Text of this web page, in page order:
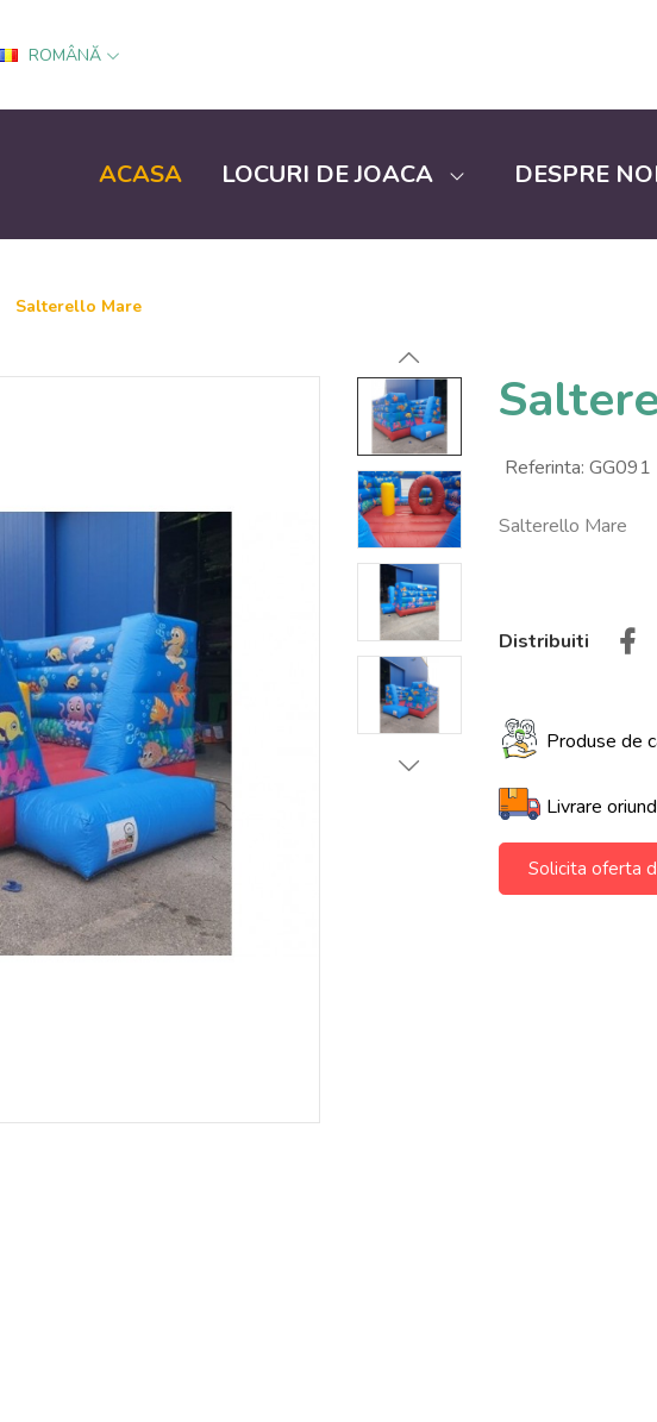
ROMÂNĂ
ACASA LOCURI DE JOACA DESPRE
Salterello Mare
Referinta: GG091
Salterello Mare
Distribuiti
Produse de
Livrare
Solicita oferta